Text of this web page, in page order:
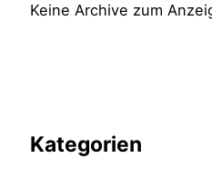
Keine Archive zum
Kategorien